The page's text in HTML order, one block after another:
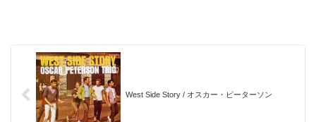
West Side Story / オスカー・ピーターソン